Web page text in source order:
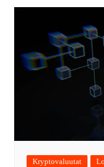
Kryptovaluutat